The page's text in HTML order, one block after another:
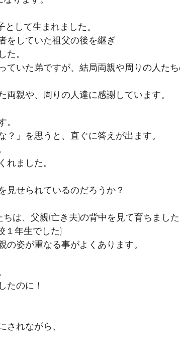
して生まれました。
をしていた祖父の後を継ぎ
。
ていた弟ですが、結局両親や周りの人た
親や、周りの人達に感謝しています。
」を思うと、直ぐに答えが出ます。
ました。
見せられているのだろうか？
は、父親(亡き夫)の背中を見て育ちまし
１年生でした)
姿が重なる事がよくあります。
たのに！
れながら、